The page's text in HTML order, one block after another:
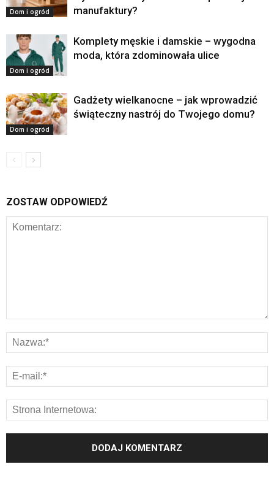
Dom i ogród
manufaktury?
Dom i ogród
Komplety męskie i damskie – wygodna
moda, która zdominowała ulice
Dom i ogród
Gadżety wielkanocne – jak wprowadzić
świąteczny nastrój do Twojego domu?
ZOSTAW ODPOWIEDŹ